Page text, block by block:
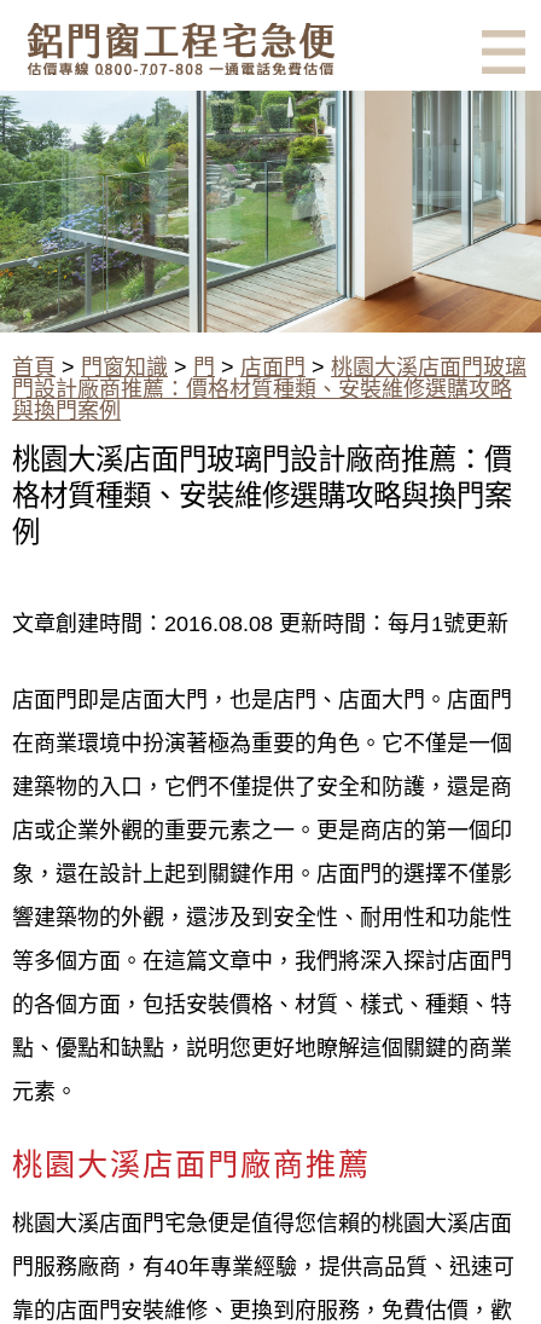
有鋁門窗的結露、隔熱、隔音問
題？找我們就對了！估價專線
0800-707-808
桃園大溪店面門玻璃門設計廠商
推薦：價格材質種類、安裝維修
選購攻略與換門案例
首頁 > 門窗知識 > 門 > 店面門 > 桃園大溪店面門玻璃
門設計廠商推薦：價格材質種類、安裝維修選購攻略
與換門案例
桃園大溪店面門玻璃門設計廠商推薦：價
格材質種類、安裝維修選購攻略與換門案
例
店門,店面大門,店面落地門價格,店門價格,店面大門價
店面木門價格,店面落地門,店面玻璃門價格ptt,店面門,
店面大門設計,店面鋁門價格,店面玻璃門,店面落地玻
璃門,店面鋁門,店面玻璃門價格,店面玻璃門設計,
桃園大溪店面門安裝、桃園大溪店
面門保養、桃園大溪店面門維修
桃園大溪店面門安裝、保養、維修，均有專業的服務
人員到現場評估與業者討論，把多年來的專業經驗與
熱忱的服務帶給客戶，同時也是許多公家單位的指定
場商，施工過程嚴格把關，讓客戶有更優良的品質，
696-696 ，我們都有專人來為您解答。
文章創建時間：2016.08.08 更新時間：每月1號更新
店面門即是店面大門，也是店門、店面大門。店面門
在商業環境中扮演著極為重要的角色。它不僅是一個
建築物的入口，它們不僅提供了安全和防護，還是商
店或企業外觀的重要元素之一。更是商店的第一個印
象，還在設計上起到關鍵作用。店面門的選擇不僅影
響建築物的外觀，還涉及到安全性、耐用性和功能性
等多個方面。在這篇文章中，我們將深入探討店面門
的各個方面，包括安裝價格、材質、樣式、種類、特
點、優點和缺點，説明您更好地瞭解這個關鍵的商業
元素。
桃園大溪店面門廠商推薦
桃園大溪店面門宅急便是值得您信賴的桃園大溪店面
門服務廠商，有40年專業經驗，提供高品質、迅速可
靠的店面門安裝維修、更換到府服務，免費估價，歡